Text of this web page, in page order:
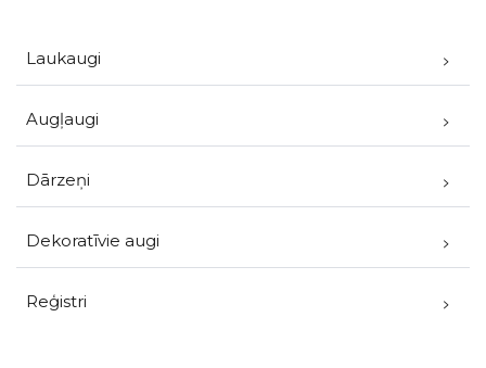
Laukaugi
Augļaugi
Dārzeņi
Dekoratīvie augi
Reģistri